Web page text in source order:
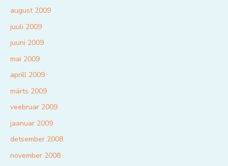
august 2009
juuli 2009
juuni 2009
mai 2009
aprill 2009
märts 2009
veebruar 2009
jaanuar 2009
detsember 2008
november 2008